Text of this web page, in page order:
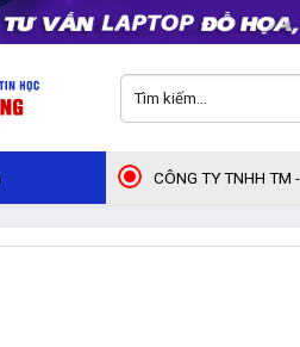
kiếm:
CÔNG TY TNHH TM